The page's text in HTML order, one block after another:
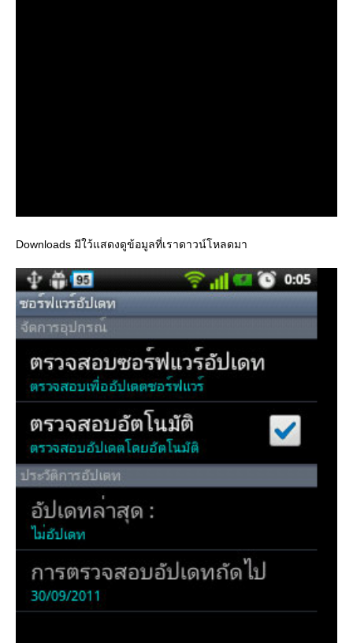
Downloads มีใว้แสดงดูข้อมูลที่เราดาวน์โหลดมา